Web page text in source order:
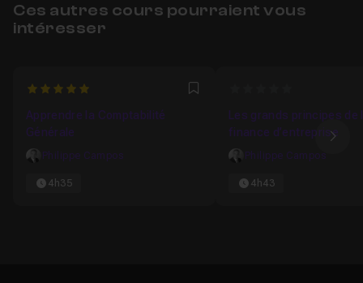
Ces autres cours pourraient vous
intéresser
5 Favori
Apprendre la Comptabilité
Générale
Philippe Campos
4h35
Les grands principes de
finance d’entreprise
Philippe Campos
4h43